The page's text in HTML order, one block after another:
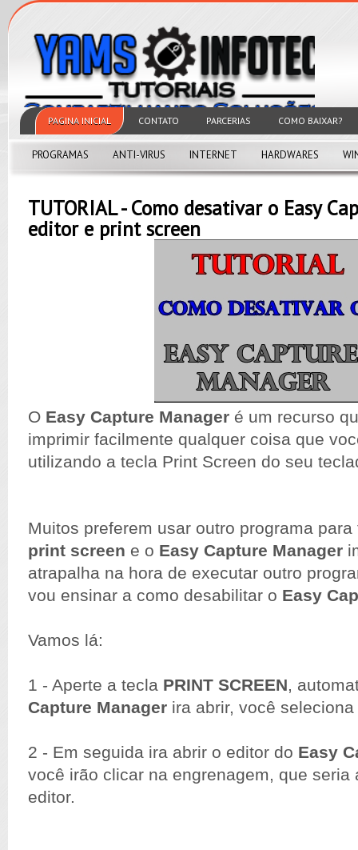
PAGINA INICIAL CONTATO PARCERIAS COMO BAIXAR?
PROGRAMAS ANTI-VIRUS INTERNET HARDWARES
TUTORIAL - Como desativar o Easy
editor e print screen
O Easy Capture Manager é um recurso
imprimir facilmente qualquer coisa que
utilizando a tecla Print Screen do seu
Muitos preferem usar outro programa
print screen e o Easy Capture Manager
atrapalha na hora de executar outro
vou ensinar a como desabilitar o Easy
Vamos lá:
1 - Aperte a tecla PRINT SCREEN,
Capture Manager ira abrir, você
2 - Em seguida ira abrir o editor do Easy
você irão clicar na engrenagem, que seria
editor.